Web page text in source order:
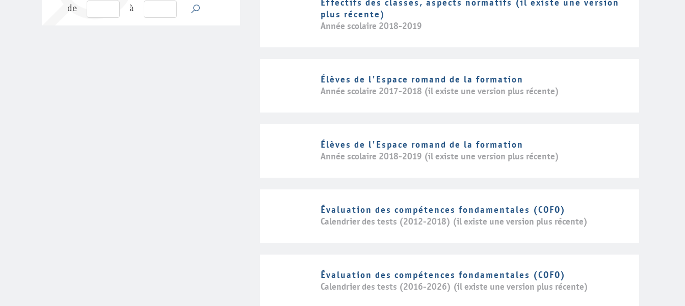
de
à
Effectifs des classes, aspects normatifs (il existe une version
plus récente)
Année scolaire 2018-2019
Élèves de l'Espace romand de la formation
Année scolaire 2017-2018 (il existe une version plus récente)
Élèves de l'Espace romand de la formation
Année scolaire 2018-2019 (il existe une version plus récente)
Évaluation des compétences fondamentales (COFO)
Calendrier des tests (2012-2018) (il existe une version plus récente)
Évaluation des compétences fondamentales (COFO)
Calendrier des tests (2016-2026) (il existe une version plus récente)